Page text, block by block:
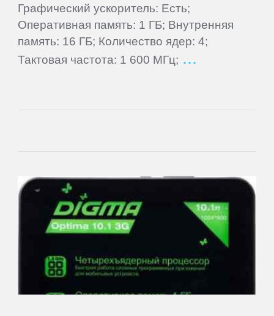
Графический ускоритель: Есть;
Оперативная память: 1 ГБ; Внутренняя
память: 16 ГБ; Количество ядер: 4;
Тактовая частота: 1 600 МГц;
ASUS
BenQ
Mobile
Bravis